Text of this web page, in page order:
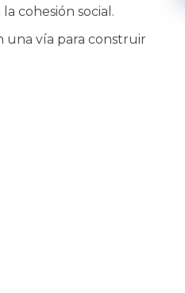
cohesión social.
una vía para construir